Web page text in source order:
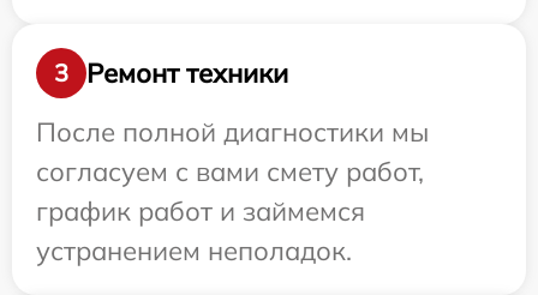
3
Ремонт техники
После полной диагностики мы
согласуем с вами смету работ,
график работ и займемся
устранением неполадок.